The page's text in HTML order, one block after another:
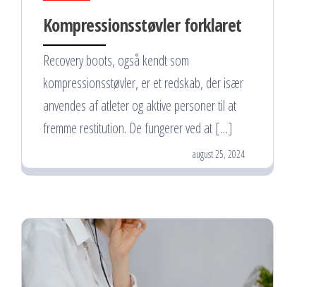
Kompressionsstøvler forklaret
Recovery boots, også kendt som
kompressionsstøvler, er et redskab, der især
anvendes af atleter og aktive personer til at
fremme restitution. De fungerer ved at […]
august 25, 2024